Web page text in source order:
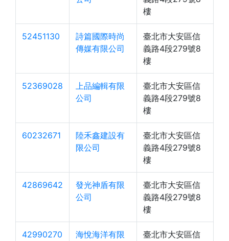
樓
52451130
詩篇國際時尚
傳媒有限公司
臺北市大安區信
義路4段279號8
樓
52369028
上品編輯有限
公司
臺北市大安區信
義路4段279號8
樓
60232671
陸禾鑫建設有
限公司
臺北市大安區信
義路4段279號8
樓
42869642
發光神盾有限
公司
臺北市大安區信
義路4段279號8
樓
42990270
海悅海洋有限
臺北市大安區信